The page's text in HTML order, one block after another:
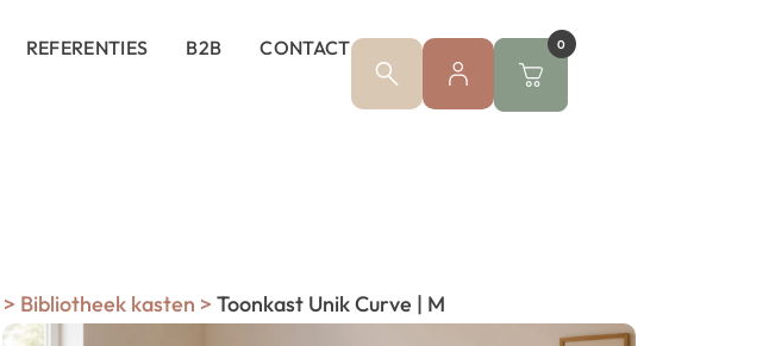
REFERENTIES B2B CONTACT 0
> Bibliotheek kasten > Toonkast Unik Curve | M